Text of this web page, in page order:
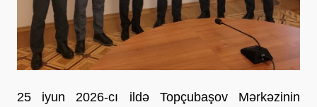
25 iyun 2026-cı ildə Topçubaşov Mərkəzinin